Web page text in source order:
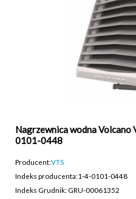
Nagrzewnica wodna Volcano
0101-0448
Producent:VTS
Indeks producenta:1-4-0101-0448
Indeks Grudnik: GRU-00061352